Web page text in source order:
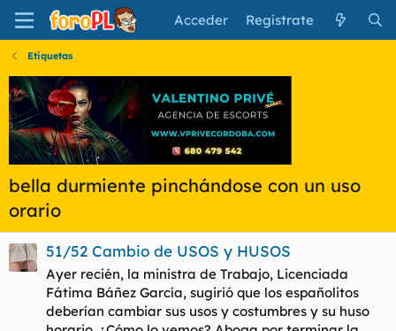
Acceder Regístrate
Etiquetas
bella durmiente pinchándose con un uso
orario
51/52 Cambio de USOS y HUSOS
Ayer recién, la ministra de Trabajo, Licenciada
Fátima Báñez García, sugirió que los españolitos
deberían cambiar sus usos y costumbres y su huso